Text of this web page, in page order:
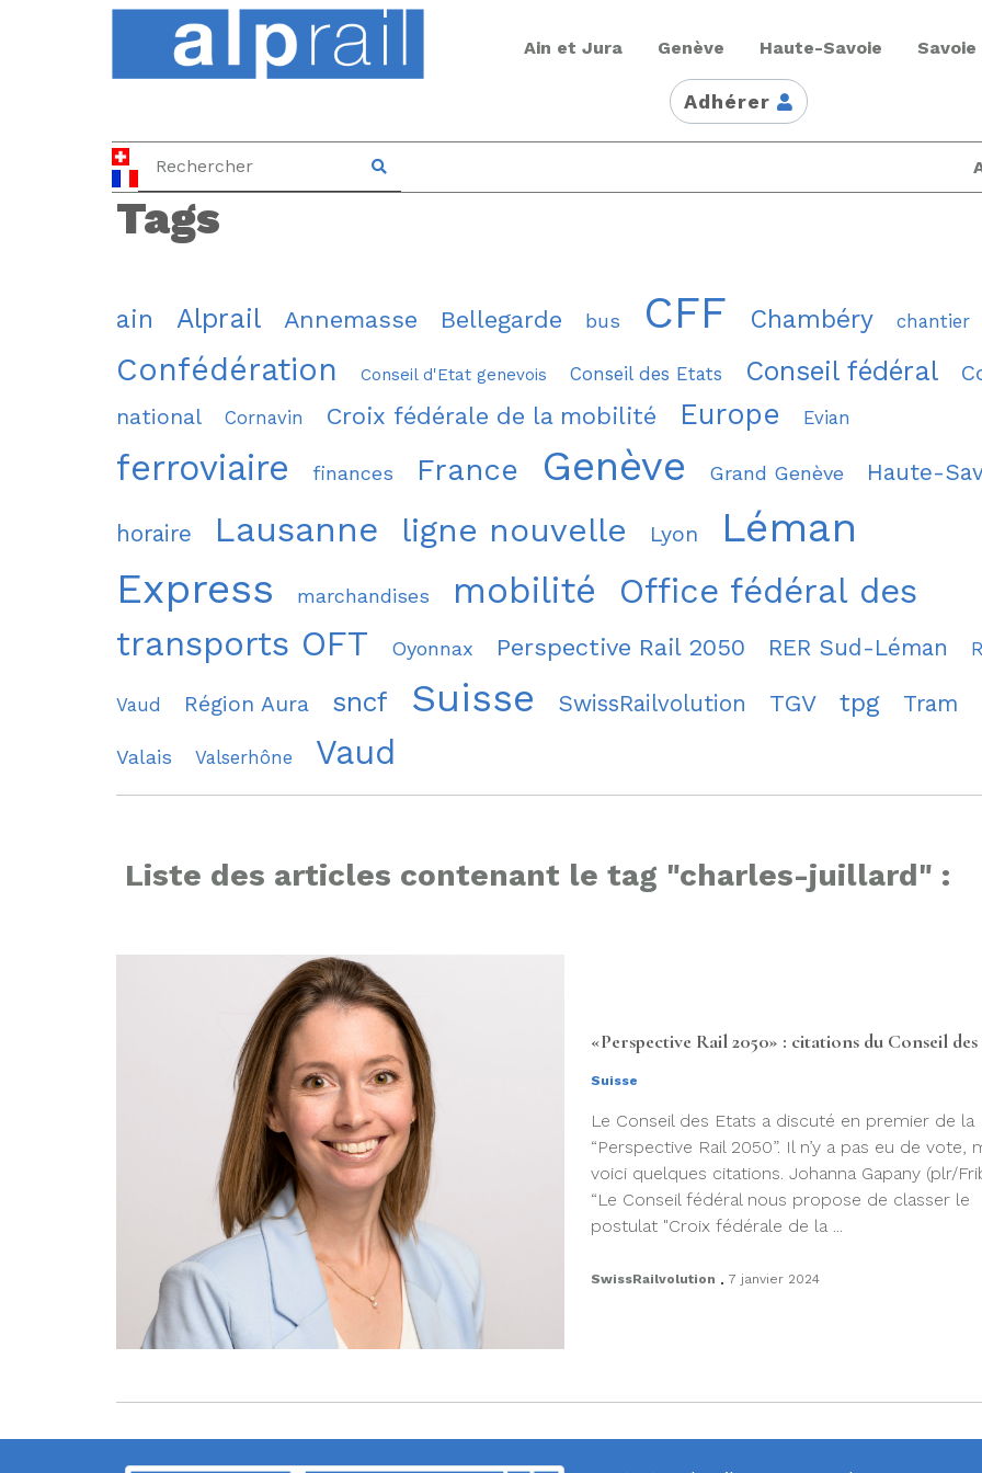
Ain et Jura Genève Haute-Savoie Savoie
Adhérer
Tags
ain Alprail Annemasse Bellegarde bus CFF Chambéry chantier
Confédération Conseil d'Etat genevois Conseil des Etats Conseil fédéral
national
Cornavin Croix fédérale de la mobilité Europe Evian
ferroviaire finances France Genève Grand Genève Haute-
horaire Lausanne ligne nouvelle Lyon
Léman
Express
marchandises mobilité
Office fédéral des
transports OFT
Oyonnax Perspective Rail 2050 RER Sud-Léman
Vaud Région Aura sncf Suisse SwissRailvolution TGV tpg Tram
Valais Valserhône Vaud
Liste des articles contenant le tag "charles-juillard" :
«Perspective Rail 2050» : citations du Conseil des
Suisse
Le Conseil des Etats a discuté en premier de la
“Perspective Rail 2050”. Il n’y a pas eu de vote,
voici quelques citations. Johanna Gapany (plr/
“Le Conseil fédéral nous propose de classer le
postulat "Croix fédérale de la ...
SwissRailvolution . 7 janvier 2024